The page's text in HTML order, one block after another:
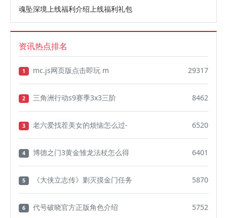
魂坠深境上线福利介绍上线福利礼包
资讯热点排名
1 mc.js网页版点击即玩 m 29317
2 三角洲行动s9赛季3x3三阶 8462
3 老六爱找茬美女的烦恼怎么过- 6520
4 博德之门3黄金雏龙法杖怎么得 6401
5 《大侠立志传》剿灭摸金门任务 5870
6 代号破晓官方正版角色介绍 5752